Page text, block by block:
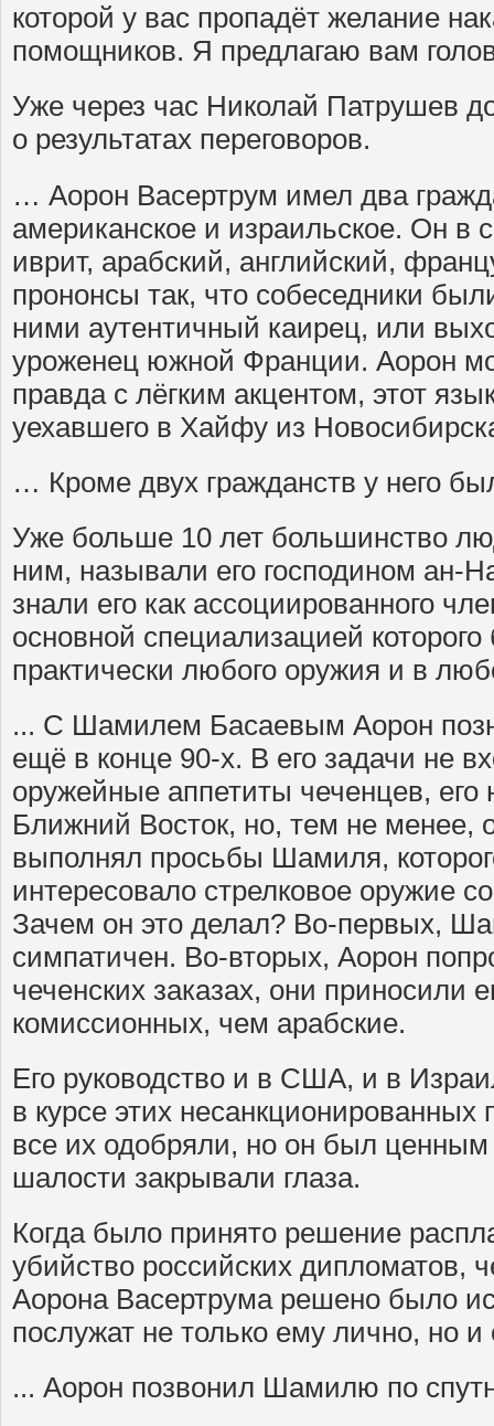
которой у вас пропадёт желание
помощников. Я предлагаю вам
Уже через час Николай Патрушев
о результатах переговоров.
… Аорон Васертрум имел два
американское и израильское. Он в
иврит, арабский, английский,
прононсы так, что собеседники
ними аутентичный каирец, или
уроженец южной Франции. Аорон
правда с лёгким акцентом, этот
уехавшего в Хайфу из
… Кроме двух гражданств у него
Уже больше 10 лет большинство
ним, называли его господином
знали его как ассоциированного
основной специализацией
практически любого оружия и в
... С Шамилем Басаевым Аорон
ещё в конце 90-х. В его задачи не
оружейные аппетиты чеченцев,
Ближний Восток, но, тем не менее,
выполнял просьбы Шамиля,
интересовало стрелковое оружие
Зачем он это делал? Во-первых,
симпатичен. Во-вторых, Аорон
чеченских заказах, они приносили
комиссионных, чем арабские.
Его руководство и в США, и в
в курсе этих несанкционированных
все их одобряли, но он был ценным
шалости закрывали глаза.
Когда было принято решение
убийство российских дипломатов,
Аорона Васертрума решено было
послужат не только ему лично, но
... Аорон позвонил Шамилю по